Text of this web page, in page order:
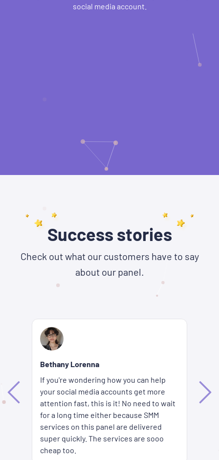
social media account.
Success stories
Check out what our customers have to say
about our panel.
Bethany Lorenna
If you're wondering how you can help
your social media accounts get more
attention fast, this is it! No need to wait
for a long time either because SMM
services on this panel are delivered
super quickly. The services are sooo
cheap too.